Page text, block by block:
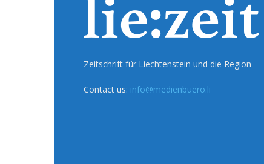
Zeitschrift für Liechtenstein und die Region
Contact us: info@medienbuero.li